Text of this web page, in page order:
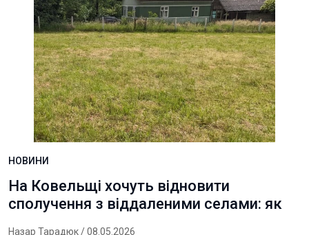
НОВИНИ
На Ковельщі хочуть відновити
сполучення з віддаленими селами: як
Назар Тарадюк/ 08.05.2026